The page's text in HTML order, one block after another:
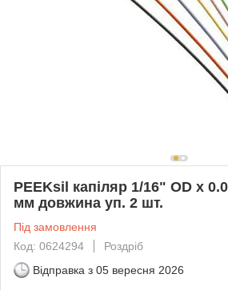
PEEKsil капіляр 1/16" OD x
мм довжина уп. 2 шт.
Під замовлення
Код: 0624294
Роздріб
Відправка з 05 вересня 2026